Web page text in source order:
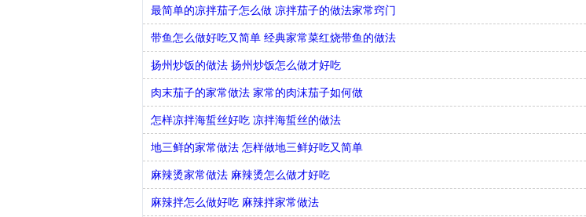
最简单的凉拌茄子怎么做 凉拌茄子的做法家常窍门
带鱼怎么做好吃又简单 经典家常菜红烧带鱼的做法
扬州炒饭的做法 扬州炒饭怎么做才好吃
肉末茄子的家常做法 家常的肉沫茄子如何做
怎样凉拌海蜇丝好吃 凉拌海蜇丝的做法
地三鲜的家常做法 怎样做地三鲜好吃又简单
麻辣烫家常做法 麻辣烫怎么做才好吃
麻辣拌怎么做好吃 麻辣拌家常做法